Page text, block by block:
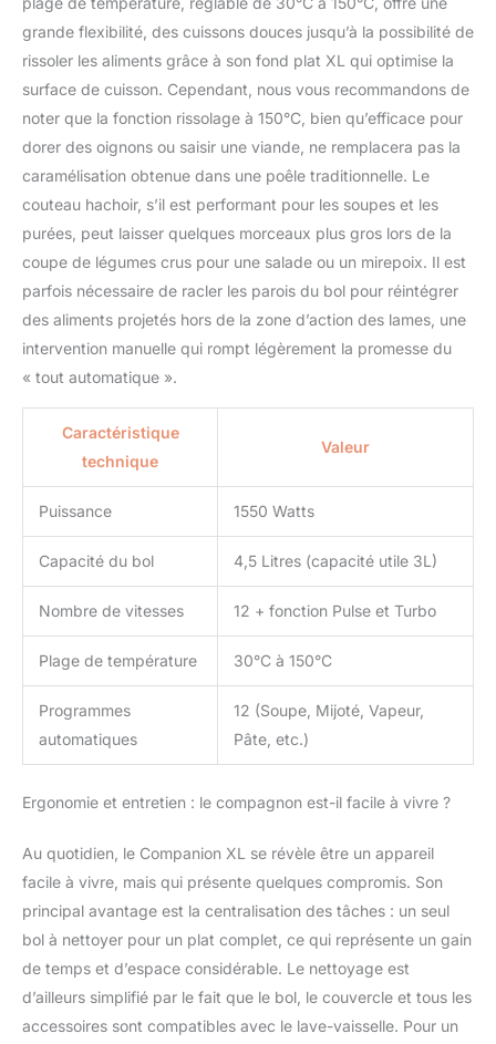
grande flexibilité, des cuissons douces jusqu’à la possibilité de
rissoler les aliments grâce à son fond plat XL qui optimise la
surface de cuisson. Cependant, nous vous recommandons de
noter que la fonction rissolage à 150°C, bien qu’efficace pour
dorer des oignons ou saisir une viande, ne remplacera pas la
caramélisation obtenue dans une poêle traditionnelle. Le
couteau hachoir, s’il est performant pour les soupes et les
purées, peut laisser quelques morceaux plus gros lors de la
coupe de légumes crus pour une salade ou un mirepoix. Il est
parfois nécessaire de racler les parois du bol pour réintégrer
des aliments projetés hors de la zone d’action des lames, une
intervention manuelle qui rompt légèrement la promesse du
« tout automatique ».
Caractéristique
technique
Valeur
Puissance 1550 Watts
Capacité du bol 4,5 Litres (capacité utile 3L)
Nombre de vitesses 12 + fonction Pulse et Turbo
Plage de température 30°C à 150°C
Programmes
automatiques
12 (Soupe, Mijoté, Vapeur,
Pâte, etc.)
Ergonomie et entretien : le compagnon est-il facile à vivre ?
Au quotidien, le Companion XL se révèle être un appareil
facile à vivre, mais qui présente quelques compromis. Son
principal avantage est la centralisation des tâches : un seul
bol à nettoyer pour un plat complet, ce qui représente un gain
de temps et d’espace considérable. Le nettoyage est
d’ailleurs simplifié par le fait que le bol, le couvercle et tous les
accessoires sont compatibles avec le lave-vaisselle. Pour un